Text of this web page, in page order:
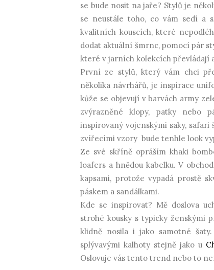
se bude nosit na jaře? Stylů je
se neustále toho, co vám sedí a
kvalitních kouscích, které
dodat aktuální šmrnc, pomocí pár
které v jarních kolekcích převládají
První ze stylů, který vám chci
několika návrhářů, je inspirace
kůže se objevují v barvách army
zvýrazněné klopy, patky nebo
inspirovaný vojenskými saky,
zvířecími vzory bude tenhle look
Ze své skříně opráším khaki
loafers a hnědou kabelku. V
kapsami, protože vypadá prostě
páskem a sandálkami.
Kde se inspirovat? Mě doslova
strohé kousky s typicky ženskými
klidně nosila i jako samotné
splývavými kalhoty stejně jako u
Oslovuje vás tento trend nebo to